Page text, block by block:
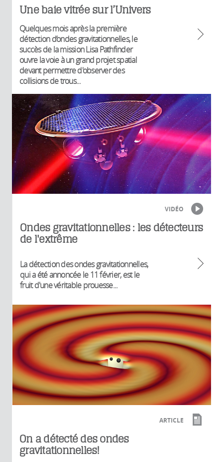
Une baie vitrée sur l’Univers
Quelques mois après la première
détection d’ondes gravitationnelles, le
succès de la mission Lisa Pathfinder
ouvre la voie à un grand projet spatial
devant permettre d'observer des
collisions de trous...
VIDÉO
Ondes gravitationnelles : les détecteurs
de l'extrême
La détection des ondes gravitationnelles,
qui a été annoncée le 11 février, est le
fruit d'une véritable prouesse...
ARTICLE
On a détecté des ondes
gravitationnelles!